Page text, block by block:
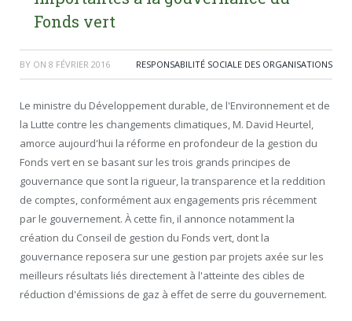
Fonds vert
BY ON 8 FÉVRIER 2016 RESPONSABILITÉ SOCIALE DES ORGANISATIONS
Le ministre du Développement durable, de l'Environnement et de
la Lutte contre les changements climatiques, M. David Heurtel,
amorce aujourd'hui la réforme en profondeur de la gestion du
Fonds vert en se basant sur les trois grands principes de
gouvernance que sont la rigueur, la transparence et la reddition
de comptes, conformément aux engagements pris récemment
par le gouvernement. À cette fin, il annonce notamment la
création du Conseil de gestion du Fonds vert, dont la
gouvernance reposera sur une gestion par projets axée sur les
meilleurs résultats liés directement à l'atteinte des cibles de
réduction d'émissions de gaz à effet de serre du gouvernement.